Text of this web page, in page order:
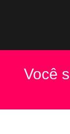
Você